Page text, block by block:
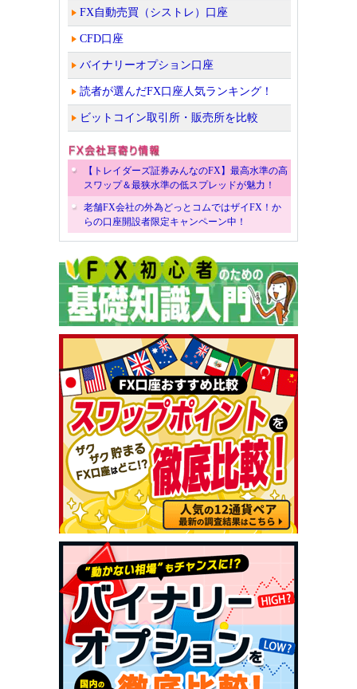
FX自動売買（シストレ）口座
CFD口座
バイナリーオプション口座
読者が選んだFX口座人気ランキング！
ビットコイン取引所・販売所を比較
【トレイダーズ証券みんなのFX】最高水準の高
スワップ＆最狭水準の低スプレッドが魅力！
老舗FX会社の外為どっとコムではザイFX！か
らの口座開設者限定キャンペーン中！